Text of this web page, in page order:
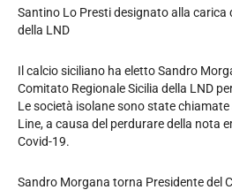
Santino Lo Presti designato alla carica
della LND
Il calcio siciliano ha eletto Sandro
Comitato Regionale Sicilia della LND
Le società isolane sono state
Line, a causa del perdurare della nota
Covid-19.
Sandro Morgana torna Presidente del